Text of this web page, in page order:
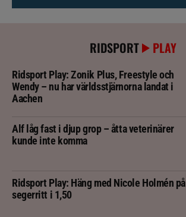
RIDSPORT PLAY
Ridsport Play: Zonik Plus, Freestyle och
Wendy – nu har världsstjärnorna landat i
Aachen
Alf låg fast i djup grop – åtta veterinärer
kunde inte komma
Ridsport Play: Häng med Nicole Holmén på
segerritt i 1,50